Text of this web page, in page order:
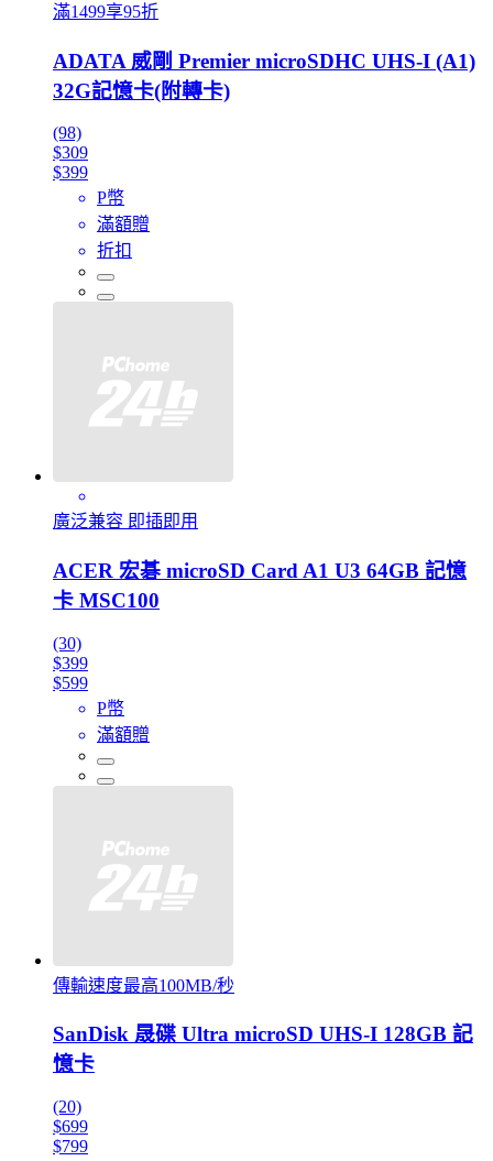
滿1499享95折
ADATA 威剛 Premier microSDHC UHS-I (A1)
32G記憶卡(附轉卡)
(98)
$309
$399
P幣
滿額贈
折扣
廣泛兼容 即插即用
ACER 宏碁 microSD Card A1 U3 64GB 記憶
卡 MSC100
(30)
$399
$599
P幣
滿額贈
傳輸速度最高100MB/秒
SanDisk 晟碟 Ultra microSD UHS-I 128GB 記
憶卡
(20)
$699
$799